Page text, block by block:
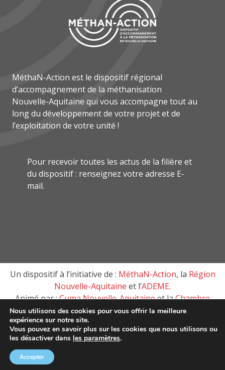
MéthaN-Action est le dispositif régional
d’accompagnement de la méthanisation
Nouvelle-Aquitaine qui vous accompagne tout au
long du développement de votre projet et de
l’exploitation de votre unité !
Pour recevoir toutes les actus de la filière et
du dispositif : renseignez votre adresse E-
mail.
Un dispositif à l’initiative de : MéthaN-Action, la Région
Nouvelle-Aquitaine et l’ADEME.
Animé par :Cuma Nouvelle-Aquitaineet laChambre
d’agriculture de Nouvelle-Aquitaine
MéthaN-Action, tous droits réservés © 2018 –
Nous utilisons des cookies pour vous offrir la meilleure
expérience sur notre site.
Vous pouvez en savoir plus sur les cookies que nous utilisons ou
les désactiver dans les paramètres.
Accepter